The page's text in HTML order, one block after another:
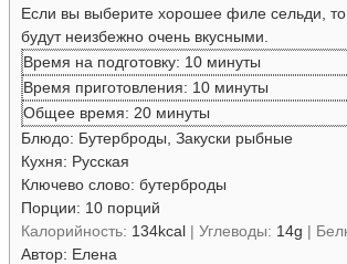
Если вы выберите хорошее филе сельди,
будут неизбежно очень вкусными.
Время на подготовку: 10минуты
минуты
Время приготовления: 10минуты
минуты
Общее время: 20минуты
минуты
Блюдо: Бутерброды, Закуски рыбные
Кухня: Русская
Ключево слово: бутерброды
Порции: 10 порций
Калорийность: 134kcal | Углеводы: 14g |
Автор: Елена